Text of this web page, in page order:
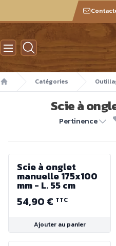
Atelier
Accueil
Catégories
Scie à
Pertinence
Scie à onglet
manuelle 175x100
mm - L. 55 cm
54,90 € TTC
Ajouter au panier